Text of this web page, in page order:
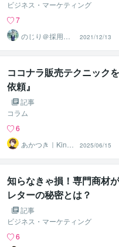
ビジネス・マーケティング
7
のじり＠採用サ
ポーター
2021/12/13
ココナラ販売テクニック
依頼』
記事
コラム
6
あかつき｜Kindl
e本出版中
2025/06/15
知らなきゃ損！専門商材
レターの秘密とは？
記事
ビジネス・マーケティング
6